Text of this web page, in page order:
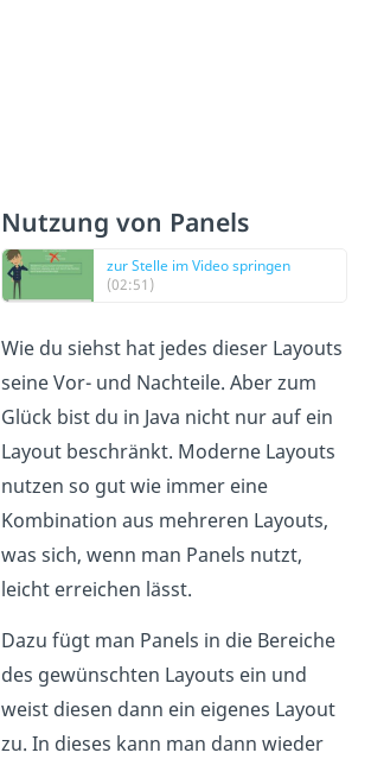
Nutzung von Panels
zur Stelle im Video springen
(02:51)
Wie du siehst hat jedes dieser Layouts
seine Vor- und Nachteile. Aber zum
Glück bist du in Java nicht nur auf ein
Layout beschränkt. Moderne Layouts
nutzen so gut wie immer eine
Kombination aus mehreren Layouts,
was sich, wenn man Panels nutzt,
leicht erreichen lässt.
Dazu fügt man Panels in die Bereiche
des gewünschten Layouts ein und
weist diesen dann ein eigenes Layout
zu. In dieses kann man dann wieder